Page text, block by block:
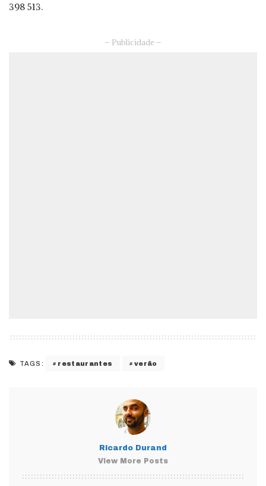
398 513.
– Publicidade –
TAGS: restaurantes verão
Ricardo Durand
View More Posts